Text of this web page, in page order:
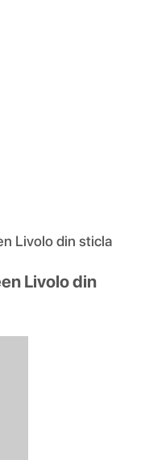
Livolo din sticla
Livolo din